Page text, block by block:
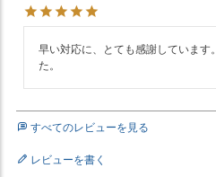
早い対応に、とても感謝しています
た。
すべてのレビューを見る
レビューを書く